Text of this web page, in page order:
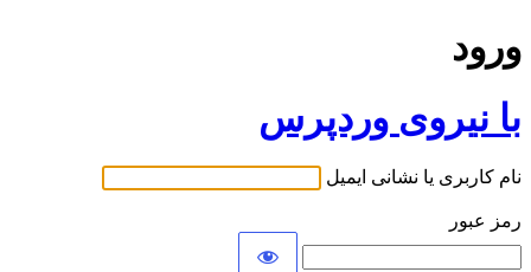
ورود
با نیروی وردپرس
نام کاربری یا نشانی ایمیل
رمز عبور